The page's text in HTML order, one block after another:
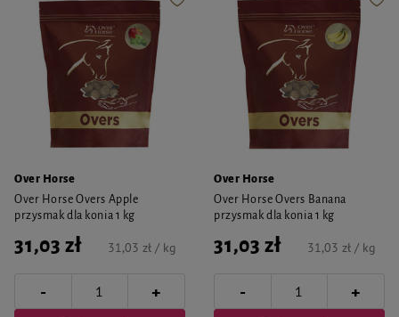
Over Horse
Over Horse Overs Apple
przysmak dla konia 1 kg
31,03 zł 31,03 zł / kg
- +
Over Horse
Over Horse Overs Banana
przysmak dla konia 1 kg
31,03 zł 31,03 zł / kg
- +